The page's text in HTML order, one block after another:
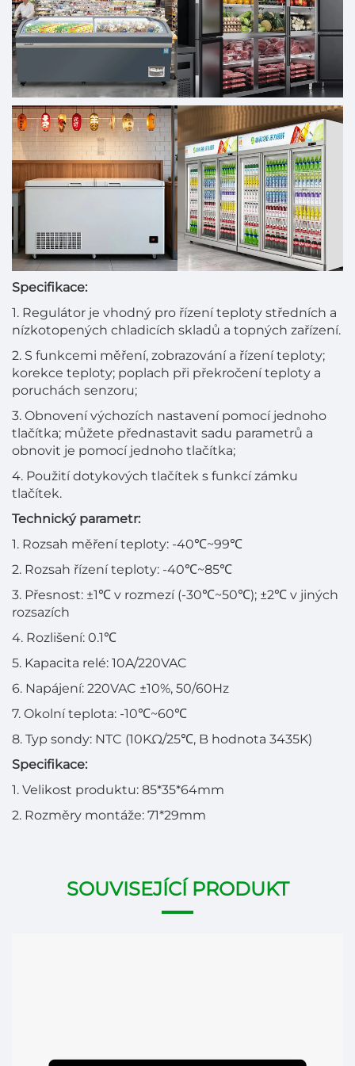
Specifikace:
1. Regulátor je vhodný pro řízení teploty středních a
nízkotopených chladicích skladů a topných zařízení.
2. S funkcemi měření, zobrazování a řízení teploty;
korekce teploty; poplach při překročení teploty a
poruchách senzoru;
3. Obnovení výchozích nastavení pomocí jednoho
tlačítka; můžete přednastavit sadu parametrů a
obnovit je pomocí jednoho tlačítka;
4. Použití dotykových tlačítek s funkcí zámku
tlačítek.
Technický parametr:
1. Rozsah měření teploty: -40℃~99℃
2. Rozsah řízení teploty: -40℃~85℃
3. Přesnost: ±1℃ v rozmezí (-30℃~50℃); ±2℃ v jiných
rozsazích
4. Rozlišení: 0.1℃
5. Kapacita relé: 10A/220VAC
6. Napájení: 220VAC ±10%, 50/60Hz
7. Okolní teplota: -10℃~60℃
8. Typ sondy: NTC (10KΩ/25℃, B hodnota 3435K)
Specifikace:
1. Velikost produktu: 85*35*64mm
2. Rozměry montáže: 71*29mm
SOUVISEJÍCÍ PRODUKT